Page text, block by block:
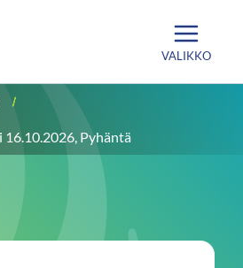
VALIKKO
Pyhäntä